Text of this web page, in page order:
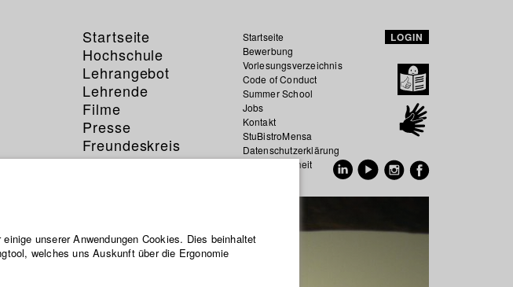
Startseite
Hochschule
Lehrangebot
Lehrende
Filme
Presse
Freundeskreis
Service
Startseite
Bewerbung
Vorlesungsverzeichnis
Code of Conduct
Summer School
Jobs
Kontakt
StuBistroMensa
Datenschutzerklärung
Datensicherheit
LOGIN
unserer Anwendungen Cookies. Dies beinhaltet
welches uns Auskunft über die Ergonomie